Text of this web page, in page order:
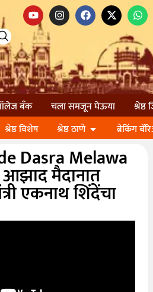
बॅंक चला समजून घेऊया
श्रेष्ठ
श्रेष्ठ विशेष श्रेष्ठ ठाणे ब्रेकिंग
Dasra Melawa
मैदानात
एकनाथ शिंदेंचा